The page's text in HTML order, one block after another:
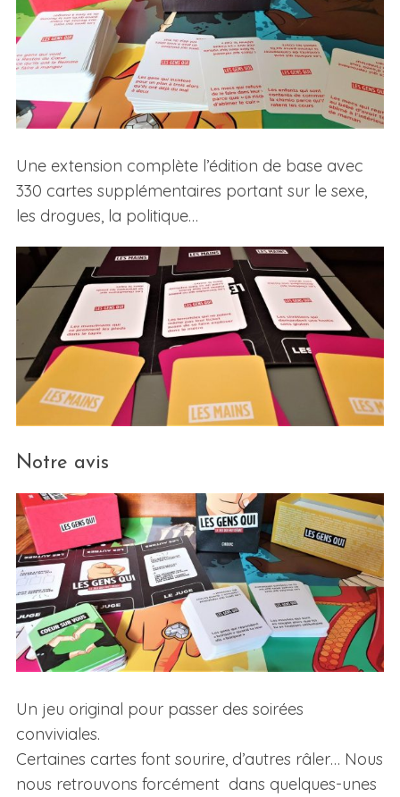
Une extension complète l’édition de base avec
330 cartes supplémentaires portant sur le sexe,
les drogues, la politique…
Notre avis
Un jeu original pour passer des soirées
conviviales.
Certaines cartes font sourire, d’autres râler… Nous
nous retrouvons forcément dans quelques-unes